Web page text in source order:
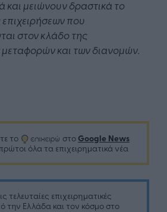
και μειώνουν δραστικά το
επιχειρήσεων που
στον κλάδο της
και των διανομών.
το στο Google News
όλα τα επιχειρηματικά νέα
τελευταίες επιχειρηματικές
την Ελλάδα και τον κόσμο στο